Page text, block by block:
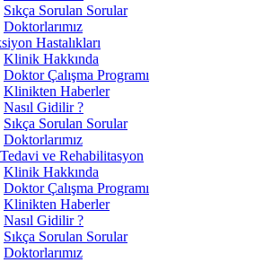
Sıkça Sorulan Sorular
Doktorlarımız
Hastalıkları
Klinik Hakkında
Doktor Çalışma Programı
Klinikten Haberler
Nasıl Gidilir ?
Sıkça Sorulan Sorular
Doktorlarımız
ve Rehabilitasyon
Klinik Hakkında
Doktor Çalışma Programı
Klinikten Haberler
Nasıl Gidilir ?
Sıkça Sorulan Sorular
Doktorlarımız